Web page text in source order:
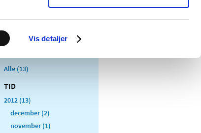
Vis detaljer
Alle (13)
TID
2012 (13)
december (2)
november (1)